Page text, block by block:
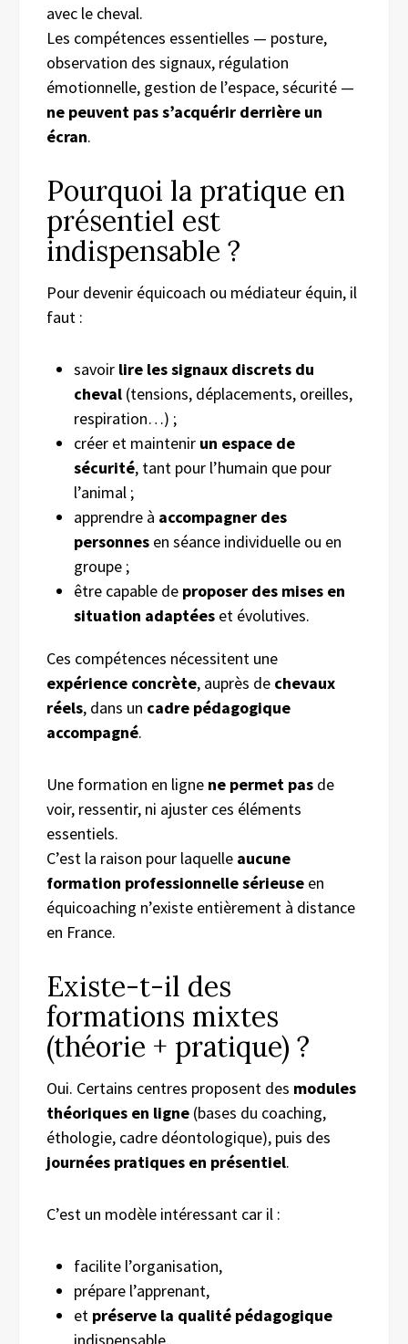
avec le cheval.
Les compétences essentielles — posture,
observation des signaux, régulation
émotionnelle, gestion de l’espace, sécurité —
ne peuvent pas s’acquérir derrière un
écran.
Pourquoi la pratique en
présentiel est
indispensable ?
Pour devenir équicoach ou médiateur équin, il
faut :
savoir lire les signaux discrets du
cheval (tensions, déplacements, oreilles,
respiration…) ;
créer et maintenir un espace de
sécurité, tant pour l’humain que pour
l’animal ;
apprendre à accompagner des
personnes en séance individuelle ou en
groupe ;
être capable de proposer des mises en
situation adaptées et évolutives.
Ces compétences nécessitent une
expérience concrète, auprès de chevaux
réels, dans un cadre pédagogique
accompagné.
Une formation en ligne ne permet pas de
voir, ressentir, ni ajuster ces éléments
essentiels.
C’est la raison pour laquelle aucune
formation professionnelle sérieuse en
équicoaching n’existe entièrement à distance
en France.
Existe-t-il des
formations mixtes
(théorie + pratique) ?
Oui. Certains centres proposent des modules
théoriques en ligne (bases du coaching,
éthologie, cadre déontologique), puis des
journées pratiques en présentiel.
C’est un modèle intéressant car il :
facilite l’organisation,
prépare l’apprenant,
et préserve la qualité pédagogique
indispensable.